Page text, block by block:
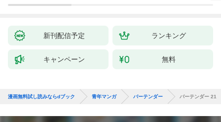
新刊配信予定 ランキング
キャンペーン 無料
漫画無料試し読みならdブック 青年マンガ バーテンダー バーテンダー 21